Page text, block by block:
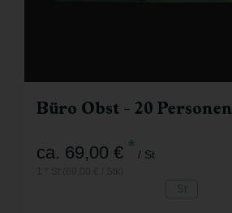
Büro Obst - 20 Personen
ca. 69,00 € * / St
St